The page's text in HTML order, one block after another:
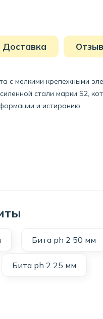
Доставка
с мелкими крепежными
стали марки S2,
и истиранию.
Бита ph 2 50 мм
Бита ph 2 25 мм